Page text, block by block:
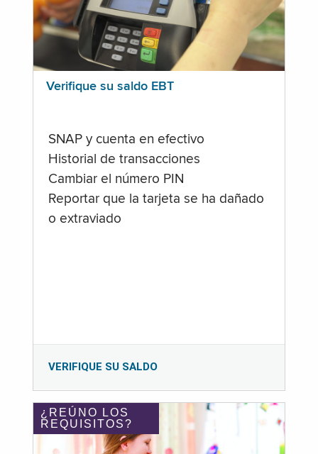
Verifique su saldo EBT
SNAP y cuenta en efectivo
Historial de transacciones
Cambiar el número PIN
Reportar que la tarjeta se ha dañado
o extraviado
VERIFIQUE SU SALDO
¿REÚNO LOS
REQUISITOS?